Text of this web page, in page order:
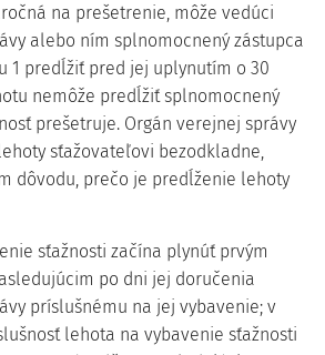
na prešetrenie, môže vedúci
alebo ním splnomocnený zástupca
1 predĺžiť pred jej uplynutím o 30
nemôže predĺžiť splnomocnený
prešetruje. Orgán verejnej správy
sťažovateľovi bezodkladne,
dôvodu, prečo je predĺženie lehoty
sťažnosti začína plynúť prvým
po dni jej doručenia
príslušnému na jej vybavenie; v
lehota na vybavenie sťažnosti